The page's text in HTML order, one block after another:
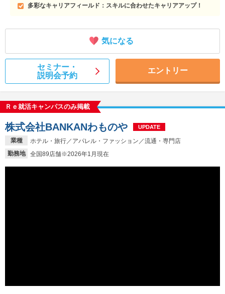
多彩なキャリアフィールド：スキルに合わせたキャリアアップ！
気になる
セミナー・
説明会予約
エントリー
Ｒｅ就活キャンパスのみ掲載
業種
ホテル・旅行／アパレル・ファッション／流通・専門店
勤務地
全国89店舗※2026年1月現在
株式会社BANKANわものや UPDATE